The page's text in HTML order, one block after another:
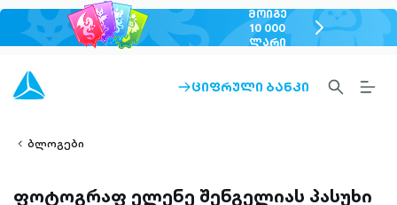
ᲛᲝᲘᲒᲔ
10 000
ᲚᲐᲠᲘ
chevron-
right-
ARROW-
ᲪᲘᲤᲠᲣᲚᲘ ᲑᲐᲜᲙᲘ
SEARCH-
OUTLINED
ბლოგები
ფოტოგრაფ ელენე შენგელიას პასუხი